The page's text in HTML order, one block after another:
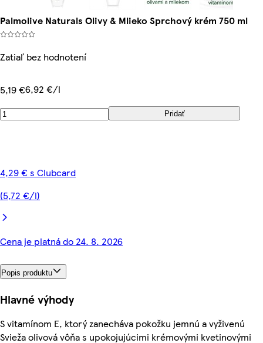
Palmolive Naturals Olivy & Mlieko Sprchový krém 750 ml
Zatiaľ bez hodnotení
5,19 €6,92 €/l
Pridať
4,29 € s Clubcard
(5,72 €/l)
Cena je platná do 24. 8. 2026
Popis produktu
Hlavné výhody
S vitamínom E, ktorý zanecháva pokožku jemnú a vyživenú
Svieža olivová vôňa s upokojujúcimi krémovými kvetinovými